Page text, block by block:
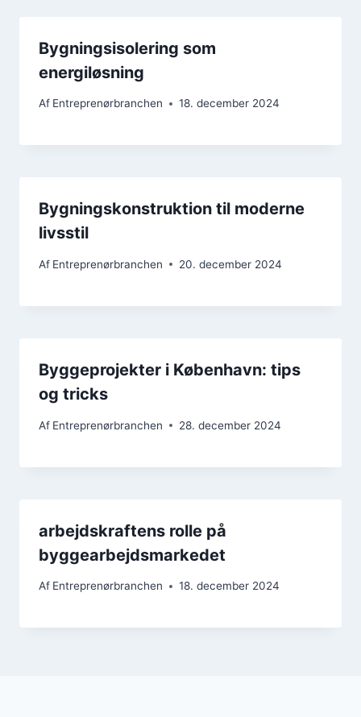
Bygningsisolering som
energiløsning
Af Entreprenørbranchen 18. december 2024
Bygningskonstruktion til moderne
livsstil
Af Entreprenørbranchen 20. december 2024
Byggeprojekter i København: tips
og tricks
Af Entreprenørbranchen 28. december 2024
arbejdskraftens rolle på
byggearbejdsmarkedet
Af Entreprenørbranchen 18. december 2024